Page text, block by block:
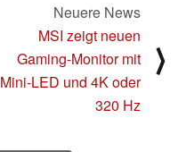
Neuere News
MSI zeigt neuen
Gaming-Monitor mit
Mini-LED und 4K oder
320 Hz
⟩